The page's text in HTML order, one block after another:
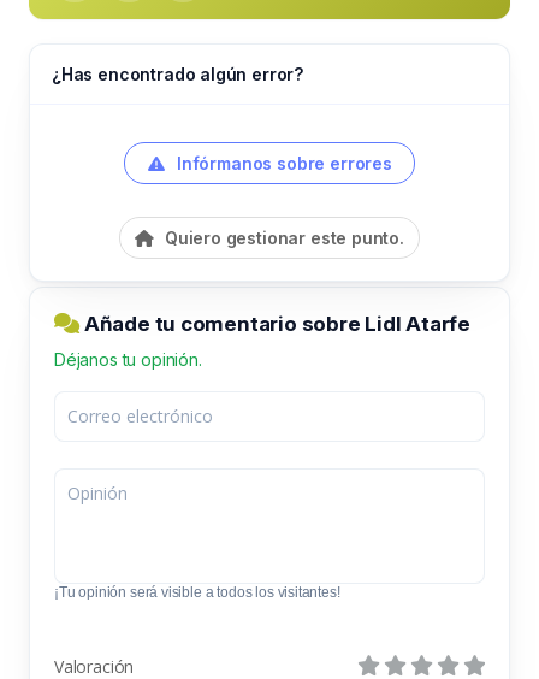
¿Has encontrado algún error?
Infórmanos sobre errores
Quiero gestionar este punto.
Añade tu comentario sobre Lidl Atarfe
Déjanos tu opinión.
¡Tu opinión será visible a todos los visitantes!
Valoración